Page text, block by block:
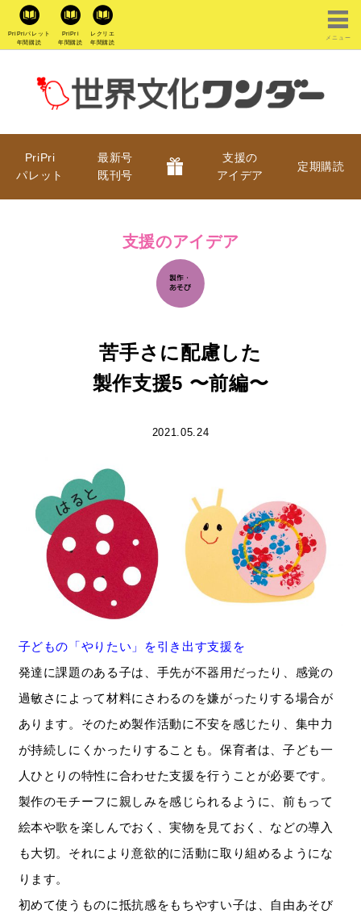
PriPriパレット
年間購読
PriPri
年間購読
レクリエ
年間購読
メニュー
PriPri
パレット
最新号
既刊号
支援の
アイデア
定期購読
支援のアイデア
苦手さに配慮した
製作支援5 〜前編〜
2021.05.24
子どもの「やりたい」を引き出す支援を
発達に課題のある子は、手先が不器用だったり、感覚の
過敏さによって材料にさわるのを嫌がったりする場合が
あります。そのため製作活動に不安を感じたり、集中力
が持続しにくかったりすることも。保育者は、子ども一
人ひとりの特性に合わせた支援を行うことが必要です。
製作のモチーフに親しみを感じられるように、前もって
絵本や歌を楽しんでおく、実物を見ておく、などの導入
も大切。それにより意欲的に活動に取り組めるようにな
ります。
初めて使うものに抵抗感をもちやすい子は、自由あそび